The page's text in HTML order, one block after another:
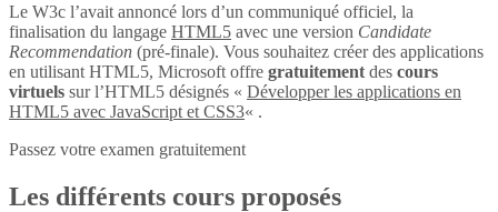
Le W3c l’avait annoncé lors d’un communiqué officiel, la
finalisation du langage HTML5 avec une version Candidate
Recommendation (pré-finale). Vous souhaitez créer des applications
en utilisant HTML5, Microsoft offre gratuitement des cours
virtuels sur l’HTML5 désignés « Développer les applications en
HTML5 avec JavaScript et CSS3« .
Passez votre examen gratuitement
Les différents cours proposés